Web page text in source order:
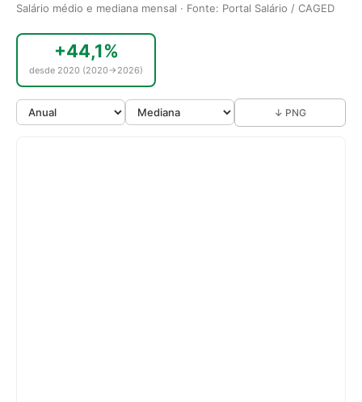
Salário médio e mediana mensal · Fonte: Portal Salário / CAGED
+44,1%
desde 2020 (2020→2026)
↓ PNG